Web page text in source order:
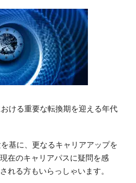
ける重要な転換期を迎える年代
基に、更なるキャリアアップを
在のキャリアパスに疑問を感
れる方もいらっしゃいます。